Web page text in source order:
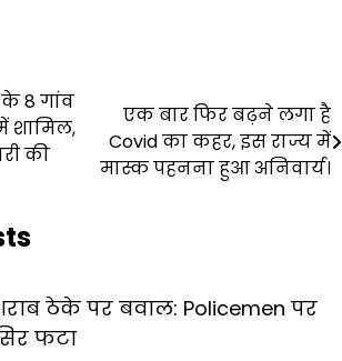
के 8 गांव
शामिल,
की
एक बार फिर बढ़ने लगा है
Covid का कहर, इस राज्य में
मास्क पहनना हुआ अनिवार्य।
ठेके पर बवाल: Policemen पर
फटा